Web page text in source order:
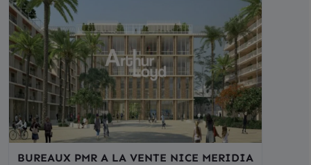
BUREAUX PMR A LA VENTE NICE MERIDIA